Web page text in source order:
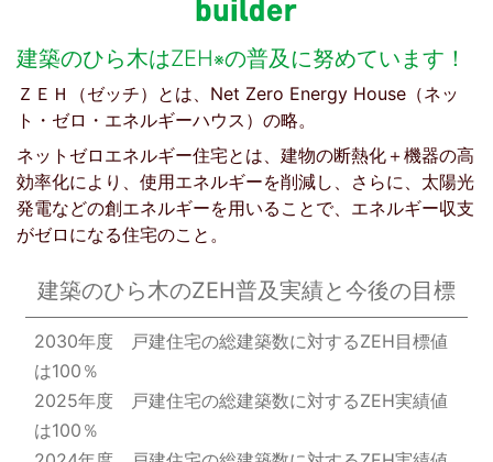
建築のひら木はZEH※の普及に努めています！
ＺＥＨ（ゼッチ）とは、Net Zero Energy House（ネッ
ト・ゼロ・エネルギーハウス）の略。
ネットゼロエネルギー住宅とは、建物の断熱化＋機器の高
効率化により、使用エネルギーを削減し、さらに、太陽光
発電などの創エネルギーを用いることで、エネルギー収支
がゼロになる住宅のこと。
建築のひら木のZEH普及実績と今後の目標
2030年度 戸建住宅の総建築数に対するZEH目標値
は100％
2025年度 戸建住宅の総建築数に対するZEH実績値
は100％